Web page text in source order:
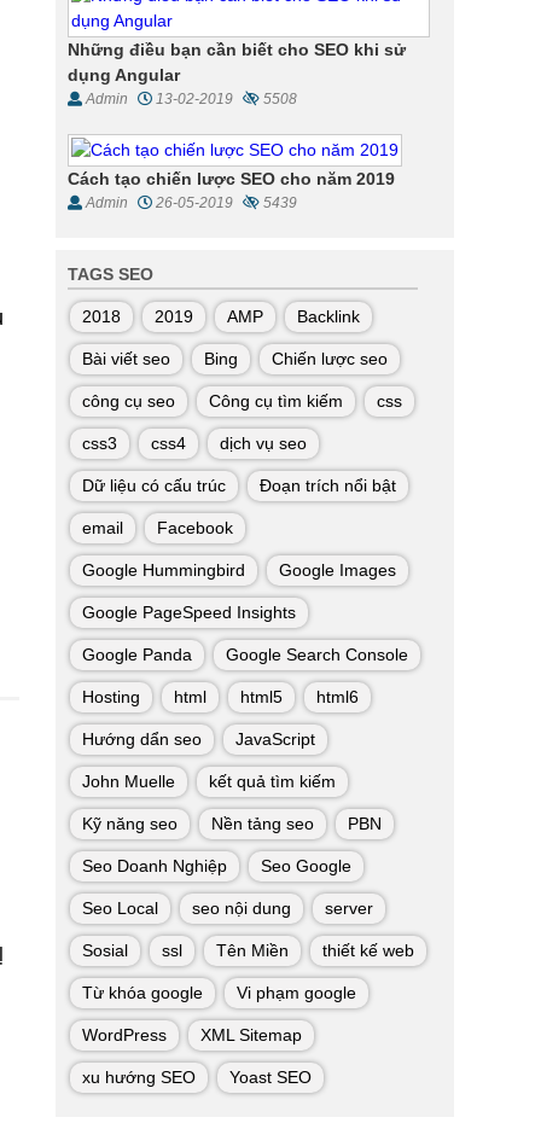
Những điều bạn cần biết cho SEO khi sử
dụng Angular
Admin 13-02-2019 5508
Cách tạo chiến lược SEO cho năm 2019
Admin 26-05-2019 5439
TAGS SEO
2018 2019 AMP Backlink
Bài viết seo Bing Chiến lược seo
công cụ seo Công cụ tìm kiếm css
css3 css4 dịch vụ seo
Dữ liệu có cấu trúc Đoạn trích nổi bật
email Facebook
Google Hummingbird Google Images
Google PageSpeed Insights
Google Panda Google Search Console
Hosting html html5 html6
Hướng dẩn seo JavaScript
John Muelle kết quả tìm kiếm
Kỹ năng seo Nền tảng seo PBN
Seo Doanh Nghiệp Seo Google
Seo Local seo nội dung server
Sosial ssl Tên Miền thiết kế web
Từ khóa google Vi phạm google
WordPress XML Sitemap
xu hướng SEO Yoast SEO